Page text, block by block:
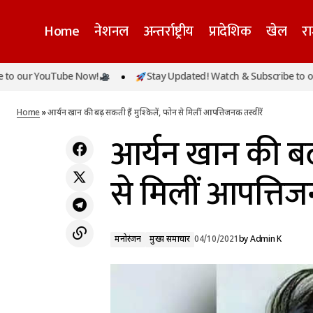
Home नेशनल अन्तर्राष्ट्रीय प्रादेशिक खेल
आर्यन खान का हुआ मेडिकल टेस्ट, एनसीबी ने सभी
Now! Stay Updated! Watch & Subscribe to our
Home»आर्यन खान की बढ़ सकती हैं मुश्किलें, फोन से मिलीं आपत्तिजनक तस्वीरें
आर्यन खान की
से मिलीं
मनोरंजन मुख्य समाचार 04/10/2021byAdmin K